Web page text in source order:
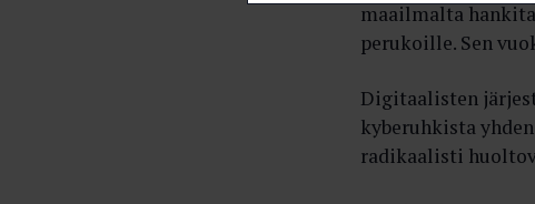
maailmalta
perukoille. Sen
Digitaalisten
kyberuhkista
radikaalisti